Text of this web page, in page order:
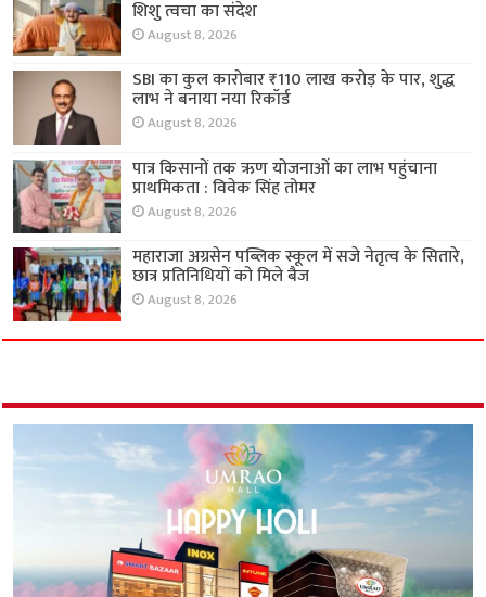
शिशु त्वचा का संदेश
August 8, 2026
SBI का कुल कारोबार ₹110 लाख करोड़ के पार, शुद्ध
लाभ ने बनाया नया रिकॉर्ड
August 8, 2026
पात्र किसानों तक ऋण योजनाओं का लाभ पहुंचाना
प्राथमिकता : विवेक सिंह तोमर
August 8, 2026
महाराजा अग्रसेन पब्लिक स्कूल में सजे नेतृत्व के सितारे,
छात्र प्रतिनिधियों को मिले बैज
August 8, 2026